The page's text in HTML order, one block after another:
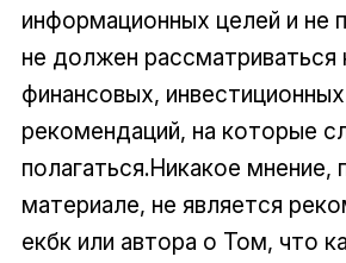
информационных целей и не
не должен рассматриваться
финансовых,
рекомендаций, на которые
полагаться.Никакое мнение,
материале, не является
екбк или автора о Том, что